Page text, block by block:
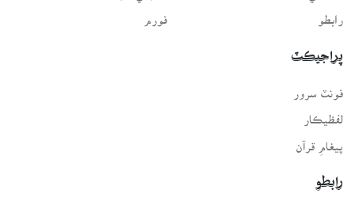
رابطو فورم
پراجيڪٽ
لفظيڪار
پيغامِ قرآن
رابطو